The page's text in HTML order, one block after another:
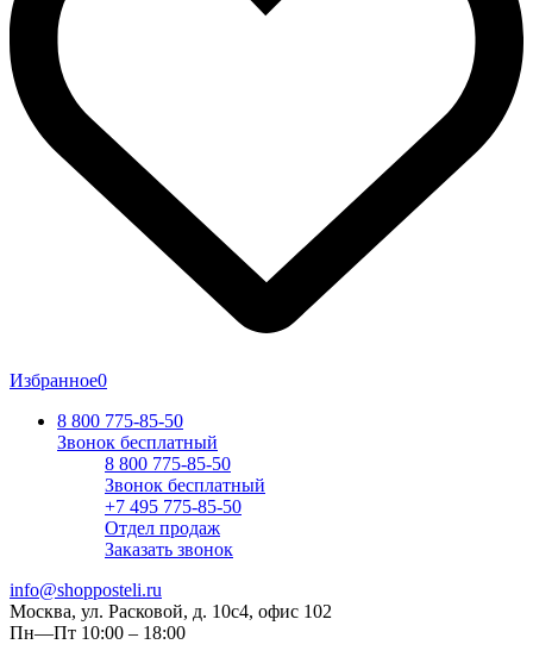
Избранное0
8 800 775-85-50
Звонок бесплатный
8 800 775-85-50
Звонок бесплатный
+7 495 775-85-50
Отдел продаж
Заказать звонок
info@shopposteli.ru
Москва, ул. Расковой, д. 10с4, офис 102
Пн—Пт 10:00 – 18:00